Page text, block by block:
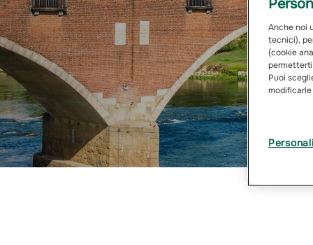
Anche noi
tecnici),
(cookie
Puoi